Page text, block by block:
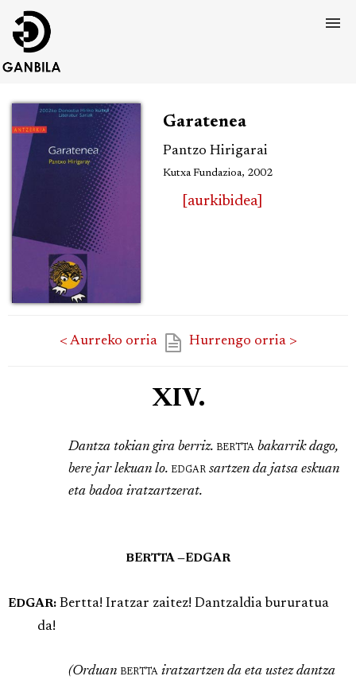
Garatenea
Pantzo Hirigarai
Kutxa Fundazioa, 2002
[aurkibidea]
< Aurreko orria Hurrengo orria >
XIV.
Dantza tokian gira berriz. berttabakarrik dago,
bere jar lekuan lo. edgarsartzen da jatsa eskuan
eta badoa iratzartzerat.
BERTTA —EDGAR
EDGAR: Bertta! Iratzar zaitez! Dantzaldia bururatua
da!
(Orduan berttairatzartzen da eta ustez dantza